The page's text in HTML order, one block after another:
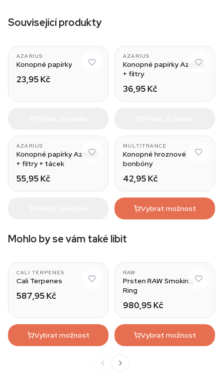
Související produkty
AZARIUS
Konopné papírky
23,95 Kč
AZARIUS
Konopné papírky Azarius
+ filtry
36,95 Kč
AZARIUS
Konopné papírky Azarius
+ filtry + tácek
55,95 Kč
MULTITRANCE
Konopné hroznové
bonbóny
42,95 Kč
Vybrat možnost
Mohlo by se vám také líbit
CALI TERPENES
Cali Terpenes
587,95 Kč
Vybrat možnost
RAW
Prsten RAW Smoking
Ring
980,95 Kč
Vybrat možnost